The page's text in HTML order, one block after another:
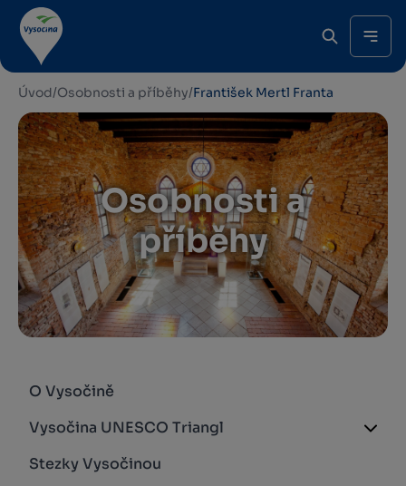
Úvod/Osobnosti a příběhy/František Mertl Franta
Osobnosti a
příběhy
O Vysočině
Vysočina UNESCO Triangl
Stezky Vysočinou